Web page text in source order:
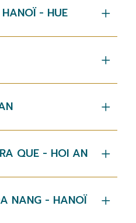
- HUE
QUE - HOI AN
NANG - HANOÏ